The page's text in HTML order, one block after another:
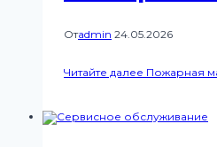
Отadmin 24.05.2026
Читайте далее Пожарная